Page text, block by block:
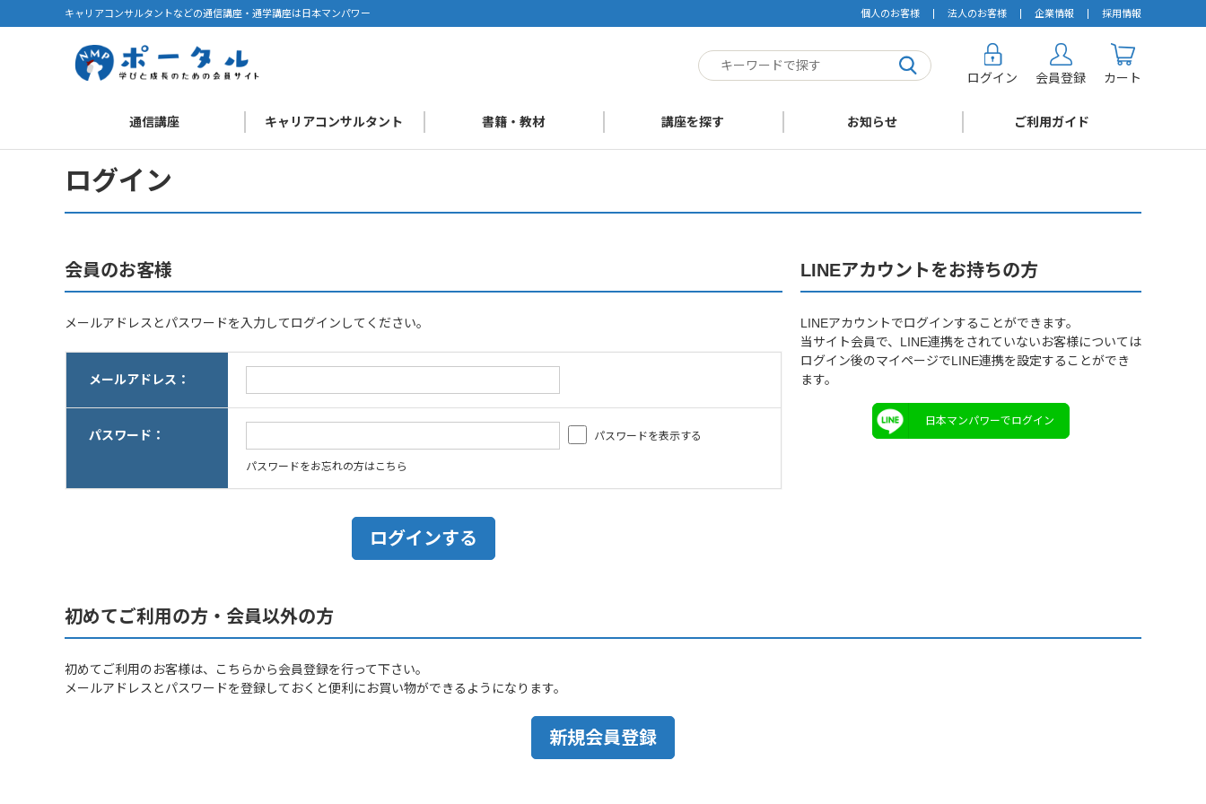
キャリアコンサルタントなどの通信講座・通学講座は日本マンパワー 個人のお客様 法人のお客様 企業情報 採用情報
ログイン 会員登録 カート
通信講座 キャリアコンサルタント 書籍・教材 講座を探す お知らせ ご利用ガイド
ログイン
会員のお客様
メールアドレスとパスワードを入力してログインしてください。
メールアドレス：
パスワード： パスワードを表示する
パスワードをお忘れの方はこちら
LINEアカウントをお持ちの方
LINEアカウントでログインすることができます。
当サイト会員で、LINE連携をされていないお客様については
ログイン後のマイページでLINE連携を設定することができ
ます。
日本マンパワーでログイン
初めてご利用の方・会員以外の方
初めてご利用のお客様は、こちらから会員登録を行って下さい。
メールアドレスとパスワードを登録しておくと便利にお買い物ができるようになります。